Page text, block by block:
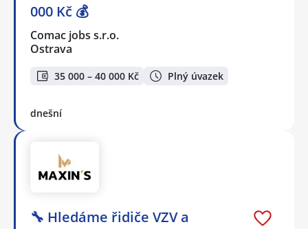
000 Kč 💰
Comac jobs s.r.o.
Ostrava
35 000 – 40 000 Kč Plný úvazek
dnešní
🔧 Hledáme řidiče VZV a